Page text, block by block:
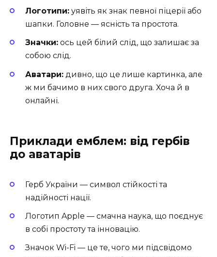
Логотипи: уявіть як знак певної піцерії або
шапки. Головне — ясність та простота.
Значки: ось цей білий слід, що залишає за
собою слід.
Аватари: дивно, що це лише картинка, але
ж ми бачимо в них свого друга. Хоча й в
онлайні.
Приклади емблем: від гербів
до аватарів
Герб України — символ стійкості та
надійності нації.
Логотип Apple — смачна наука, що поєднує
в собі простоту та інновацію.
Значок Wi-Fi — це те, чого ми підсвідомо